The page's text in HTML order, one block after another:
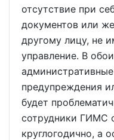
отсутствие при
документов или
другому лицу, не
управление. В
предупреждения
будет
сотрудники ГИМС
круглогодично, а